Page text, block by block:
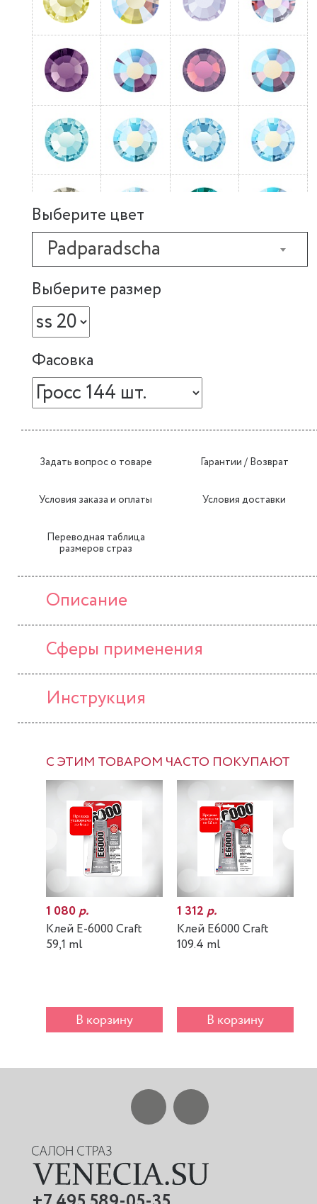
Выберите цвет
Padparadscha
Выберите размер
Фасовка
Задать вопрос о товаре Гарантии / Возврат
Условия заказа и оплаты Условия доставки
Переводная таблица
размеров страз
Описание
Сферы применения
Инструкция
С ЭТИМ ТОВАРОМ ЧАСТО ПОКУПАЮТ
1 080р.
Клей E-6000 Craft
59,1 ml
В корзину
1 312р.
Клей E6000 Craft
109.4 ml
В корзину